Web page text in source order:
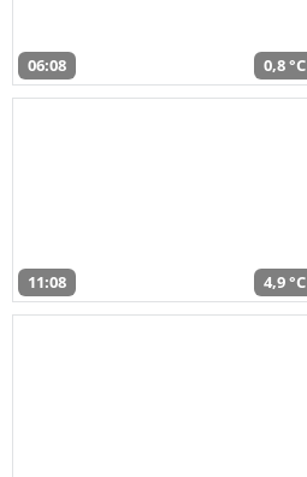
06:08 0,8 °C
11:08 4,9 °C